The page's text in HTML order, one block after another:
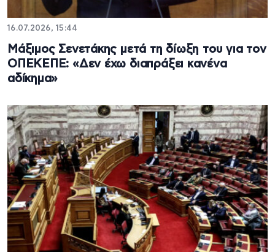
16.07.2026, 15:44
Μάξιμος Σενετάκης μετά τη δίωξη του για τον
ΟΠΕΚΕΠΕ: «Δεν έχω διαπράξει κανένα
αδίκημα»